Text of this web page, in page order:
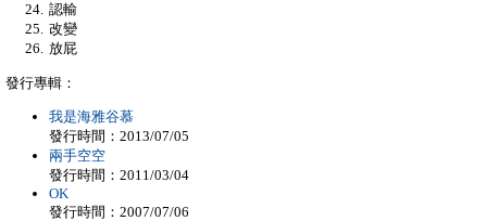
認輸
改變
放屁
發行專輯：
我是海雅谷慕
發行時間：2013/07/05
兩手空空
發行時間：2011/03/04
OK
發行時間：2007/07/06